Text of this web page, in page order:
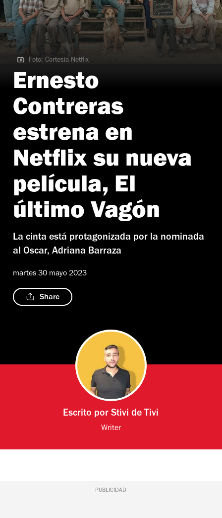
Foto: Cortesía Netflix
Foto: Cortesía Netflix
Ernesto
Contreras
estrena en
Netflix su nueva
película, El
último Vagón
La cinta está protagonizada por la nominada
al Oscar, Adriana Barraza
martes 30 mayo 2023
Share
Escrito porStivi de Tivi
Writer
PUBLICIDAD